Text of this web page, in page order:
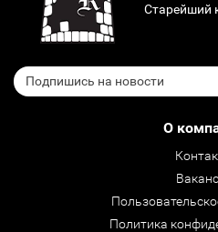
Старейший
О
Политика